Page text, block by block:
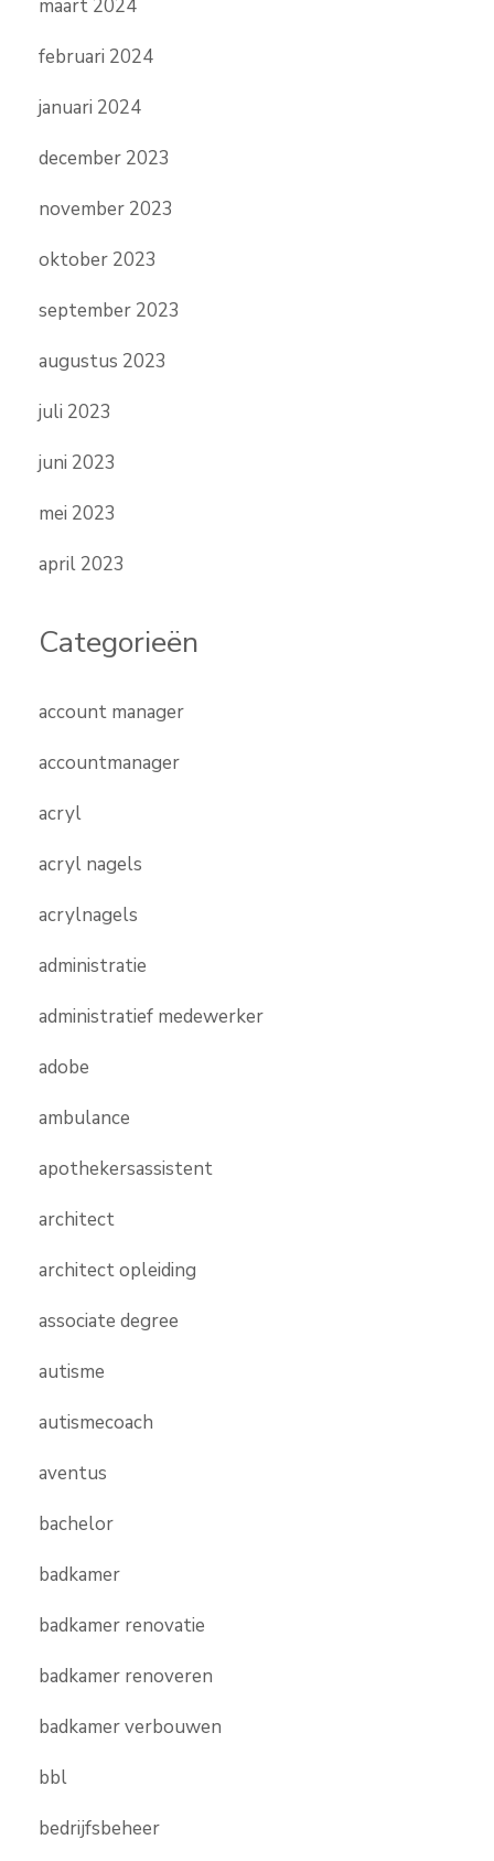
maart 2024
februari 2024
januari 2024
december 2023
november 2023
oktober 2023
september 2023
augustus 2023
juli 2023
juni 2023
mei 2023
april 2023
Categorieën
account manager
accountmanager
acryl
acryl nagels
acrylnagels
administratie
administratief medewerker
adobe
ambulance
apothekersassistent
architect
architect opleiding
associate degree
autisme
autismecoach
aventus
bachelor
badkamer
badkamer renovatie
badkamer renoveren
badkamer verbouwen
bbl
bedrijfsbeheer